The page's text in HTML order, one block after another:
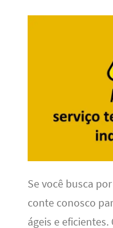
Se você busca por
conte conosco
ágeis e